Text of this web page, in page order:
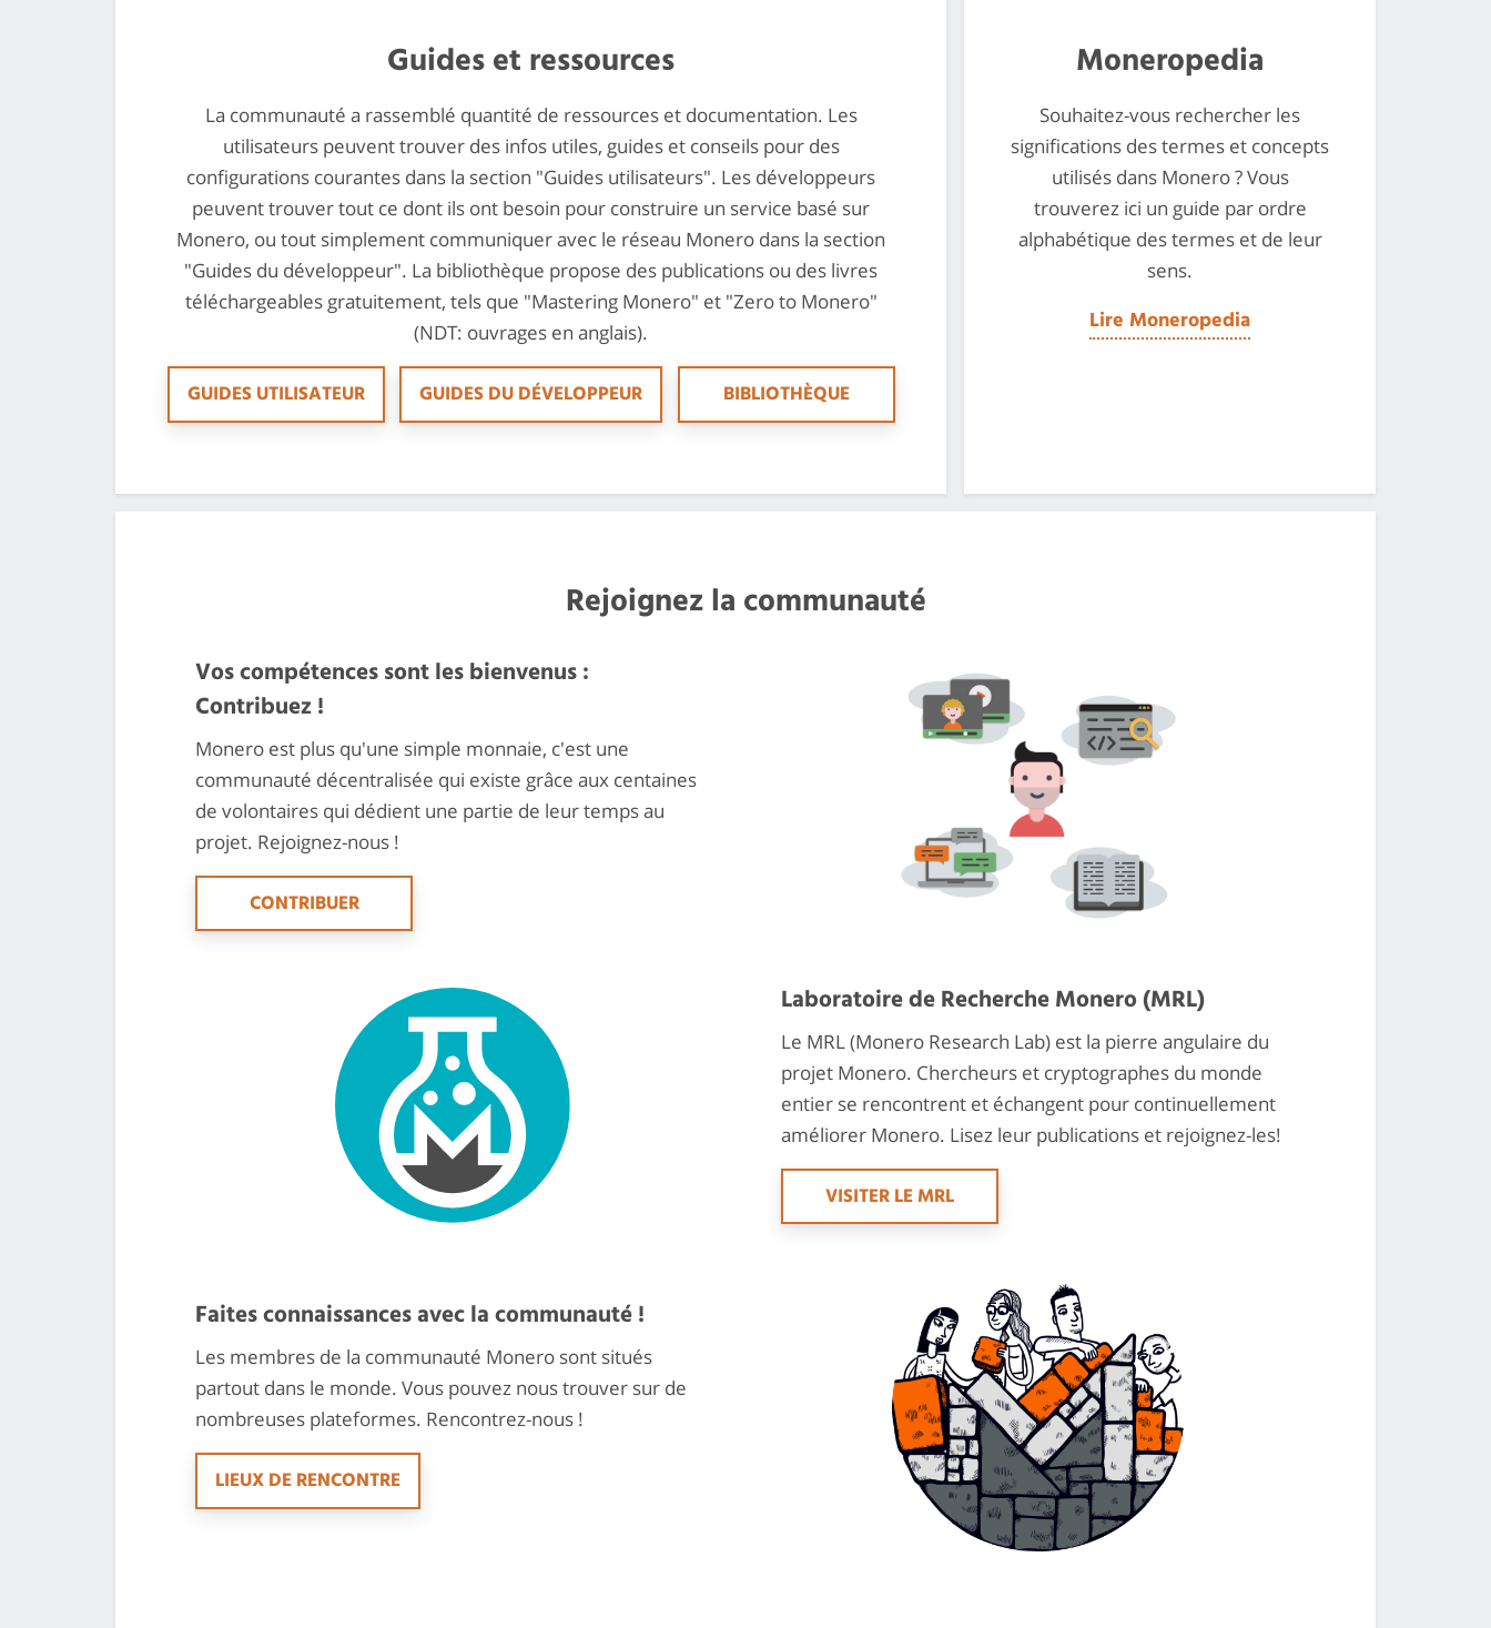
Guides et ressources
La communauté a rassemblé quantité de ressources et documentation. Les
utilisateurs peuvent trouver des infos utiles, guides et conseils pour des
configurations courantes dans la section "Guides utilisateurs". Les développeurs
peuvent trouver tout ce dont ils ont besoin pour construire un service basé sur
Monero, ou tout simplement communiquer avec le réseau Monero dans la section
"Guides du développeur". La bibliothèque propose des publications ou des livres
téléchargeables gratuitement, tels que "Mastering Monero" et "Zero to Monero"
(NDT: ouvrages en anglais).
GUIDES UTILISATEUR GUIDES DU DÉVELOPPEUR BIBLIOTHÈQUE
Moneropedia
Souhaitez-vous rechercher les
significations des termes et concepts
utilisés dans Monero ? Vous
trouverez ici un guide par ordre
alphabétique des termes et de leur
sens.
Lire Moneropedia
Rejoignez la communauté
Vos compétences sont les bienvenus :
Contribuez !
Monero est plus qu'une simple monnaie, c'est une
communauté décentralisée qui existe grâce aux centaines
de volontaires qui dédient une partie de leur temps au
projet. Rejoignez-nous !
CONTRIBUER
Laboratoire de Recherche Monero (MRL)
Le MRL (Monero Research Lab) est la pierre angulaire du
projet Monero. Chercheurs et cryptographes du monde
entier se rencontrent et échangent pour continuellement
améliorer Monero. Lisez leur publications et rejoignez-les!
VISITER LE MRL
Faites connaissances avec la communauté !
Les membres de la communauté Monero sont situés
partout dans le monde. Vous pouvez nous trouver sur de
nombreuses plateformes. Rencontrez-nous !
LIEUX DE RENCONTRE